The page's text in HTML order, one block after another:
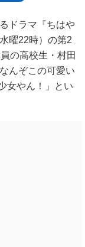
ドラマ『ちはや
曜22時）の第2
の高校生・村田
んぞこの可愛い
女やん！」とい